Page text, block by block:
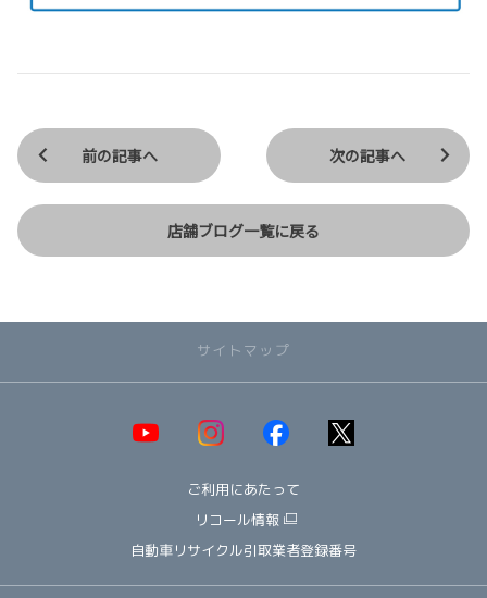
前の記事へ
店舗ブログ一覧に戻る
次の記事へ
サイトマップ
ウェルキャブ（福祉車両）
ヤリス
ご利用にあたって
リコール情報
自動車リサイクル引取業者登録番号